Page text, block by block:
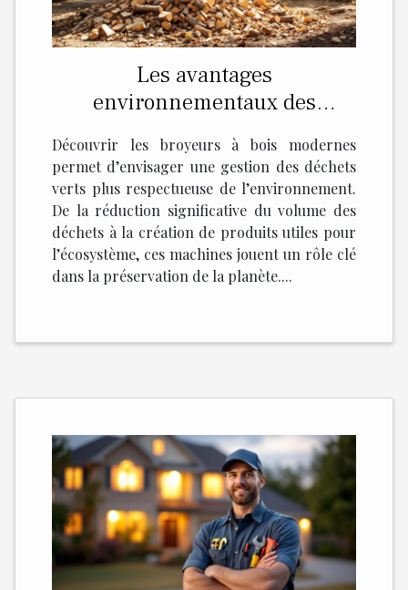
Les avantages
environnementaux des
broyeurs à bois modernes
Découvrir les broyeurs à bois modernes
permet d’envisager une gestion des déchets
verts plus respectueuse de l’environnement.
De la réduction significative du volume des
déchets à la création de produits utiles pour
l’écosystème, ces machines jouent un rôle clé
dans la préservation de la planète....